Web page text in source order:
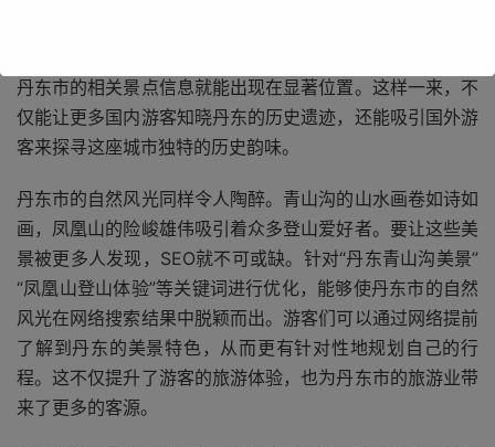
丹东市的相关景点信息就能出现在显著位置。这样一来，不
仅能让更多国内游客知晓丹东的历史遗迹，还能吸引国外游
客来探寻这座城市独特的历史韵味。
丹东市的自然风光同样令人陶醉。青山沟的山水画卷如诗如
画，凤凰山的险峻雄伟吸引着众多登山爱好者。要让这些美
景被更多人发现，SEO就不可或缺。针对“丹东青山沟美景”
“凤凰山登山体验”等关键词进行优化，能够使丹东市的自然
风光在网络搜索结果中脱颖而出。游客们可以通过网络提前
了解到丹东的美景特色，从而更有针对性地规划自己的行
程。这不仅提升了游客的旅游体验，也为丹东市的旅游业带
来了更多的客源。